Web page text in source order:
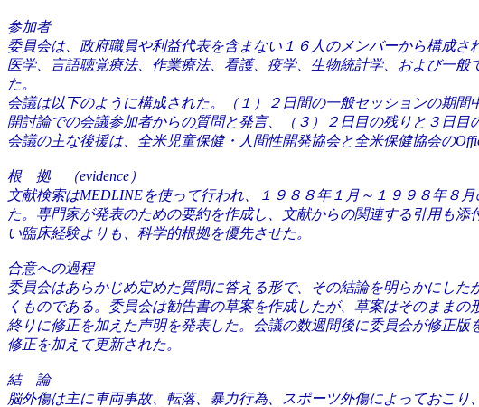
参加者
委員会は、政府職員や利益代表を含まない１６人のメンバーから構成
医学、言語聴覚療法、作業療法、看護、疫学、生物統計学、および一
た。
会議は以下のように構成された。（１）２日間の一般セッションの期
開討論での会議参加者からの質問と発言、（３）２日目の残りと３日目
会議の主な後援は、全米児童保健・人間性開発協会と全米保健協会の
根 拠 （evidence）
文献検索はMEDLINEを使って行われ、１９８８年１月～１９９８年８
た。専門家が発表のための要約を作成し、文献からの関連する引用も
い臨床経験よりも、科学的根拠を優先させた。
合意への過程
委員会はあらかじめ定めた質問に答える形で、その結論を明らかにし
くものである。委員会は勧告書の草案を作成したが、草案はそのまま
終りに修正を加えた声明を発表した。会議の数週間後に委員会が修正
修正を加えて更新された。
結 論
脳外傷は主に車両事故、転落、暴力行為、スポーツ外傷によっておこ